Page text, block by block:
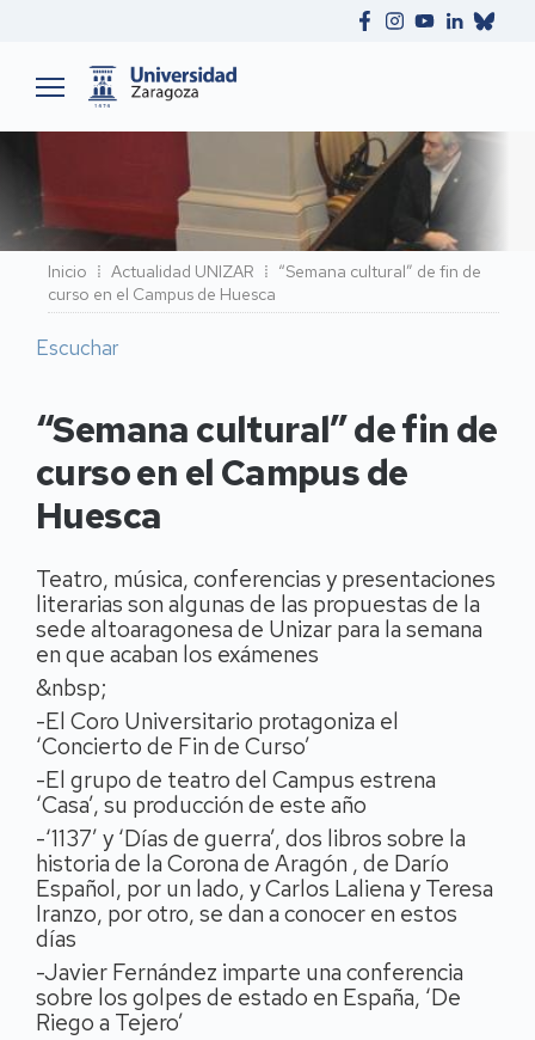
Ruta
de
navegación
Inicio Actualidad UNIZAR
“Semana cultural” de fin de
curso en el Campus de Huesca
Escuchar
“Semana cultural” de fin de
curso en el Campus de
Huesca
Teatro, música, conferencias y presentaciones
literarias son algunas de las propuestas de la
sede altoaragonesa de Unizar para la semana
en que acaban los exámenes
&nbsp;
-El Coro Universitario protagoniza el
‘Concierto de Fin de Curso’
-El grupo de teatro del Campus estrena
‘Casa’, su producción de este año
-‘1137’ y ‘Días de guerra’, dos libros sobre la
historia de la Corona de Aragón , de Darío
Español, por un lado, y Carlos Laliena y Teresa
Iranzo, por otro, se dan a conocer en estos
días
-Javier Fernández imparte una conferencia
sobre los golpes de estado en España, ‘De
Riego a Tejero’